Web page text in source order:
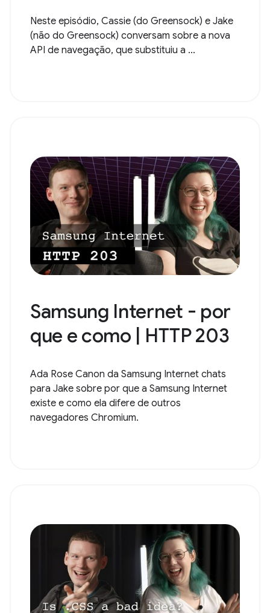
Neste episódio, Cassie (do Greensock) e Jake
(não do Greensock) conversam sobre a nova
API de navegação, que substituiu a ...
Samsung Internet - por
que e como | HTTP 203
Ada Rose Canon da Samsung Internet chats
para Jake sobre por que a Samsung Internet
existe e como ela difere de outros
navegadores Chromium.